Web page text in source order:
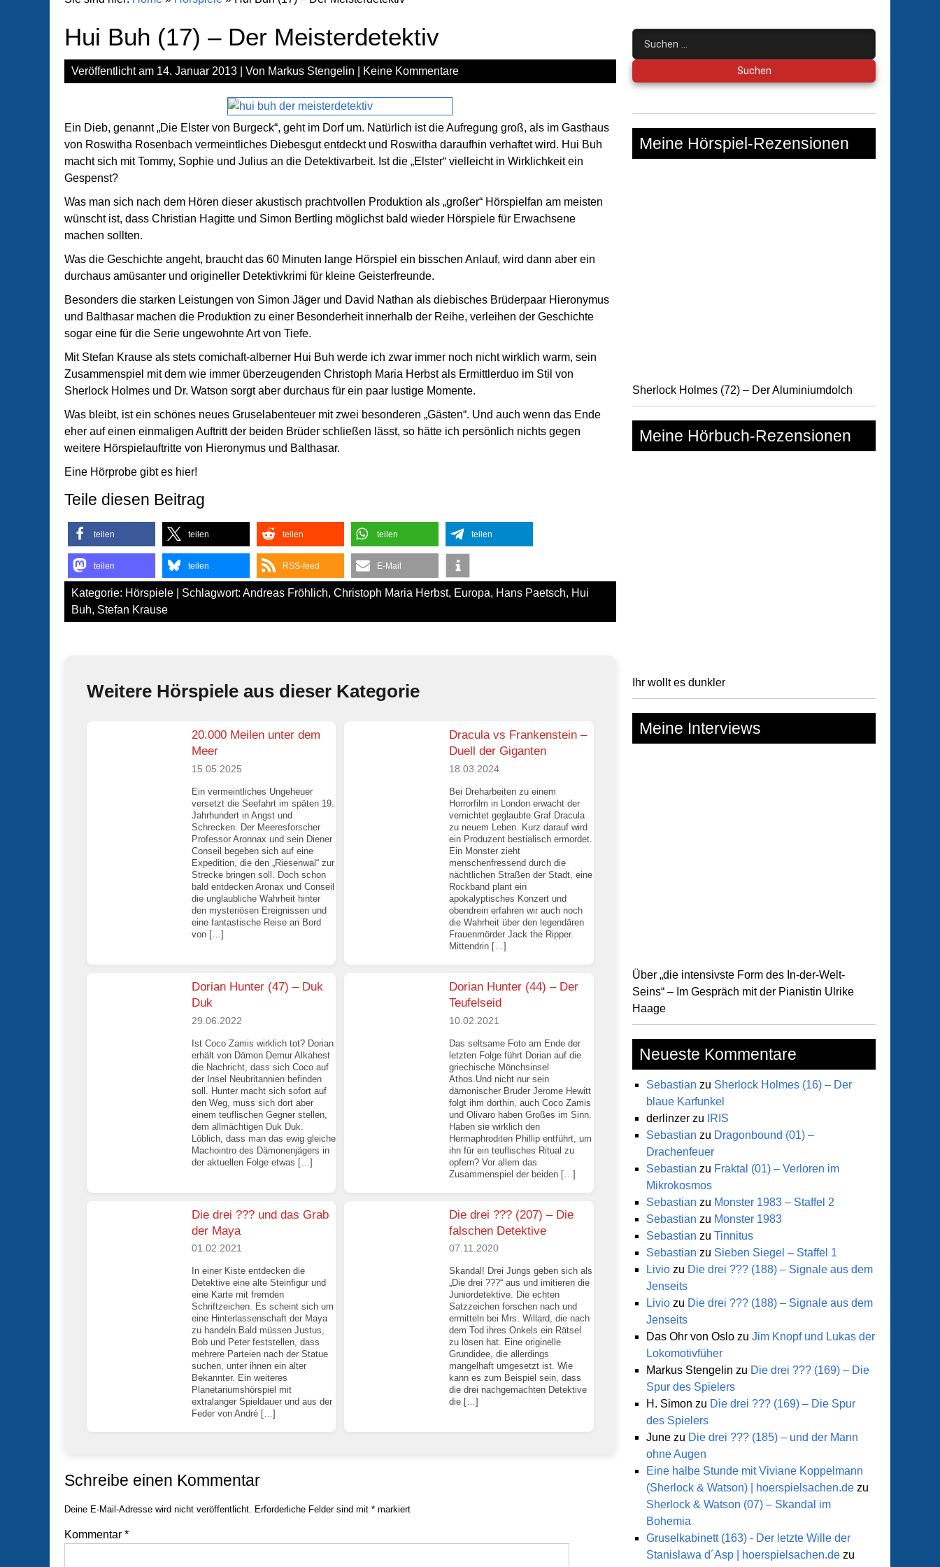
Hui Buh (17) – Der Meisterdetektiv
Veröffentlicht am 14. Januar 2013 | Von Markus Stengelin Keine Kommentare
Ein Dieb, genannt „Die Elster von Burgeck“, geht im Dorf um. Natürlich ist die Aufregung groß, als im Gasthaus
von Roswitha Rosenbach vermeintliches Diebesgut entdeckt und Roswitha daraufhin verhaftet wird. Hui Buh
macht sich mit Tommy, Sophie und Julius an die Detektivarbeit. Ist die „Elster“ vielleicht in Wirklichkeit ein
Gespenst?
Was man sich nach dem Hören dieser akustisch prachtvollen Produktion als „großer“ Hörspielfan am meisten
wünscht ist, dass Christian Hagitte und Simon Bertling möglichst bald wieder Hörspiele für Erwachsene
machen sollten.
Was die Geschichte angeht, braucht das 60 Minuten lange Hörspiel ein bisschen Anlauf, wird dann aber ein
durchaus amüsanter und origineller Detektivkrimi für kleine Geisterfreunde.
Besonders die starken Leistungen von Simon Jäger und David Nathan als diebisches Brüderpaar Hieronymus
und Balthasar machen die Produktion zu einer Besonderheit innerhalb der Reihe, verleihen der Geschichte
sogar eine für die Serie ungewohnte Art von Tiefe.
Mit Stefan Krause als stets comichaft-alberner Hui Buh werde ich zwar immer noch nicht wirklich warm, sein
Zusammenspiel mit dem wie immer überzeugenden Christoph Maria Herbst als Ermittlerduo im Stil von
Sherlock Holmes und Dr. Watson sorgt aber durchaus für ein paar lustige Momente.
Was bleibt, ist ein schönes neues Gruselabenteuer mit zwei besonderen „Gästen“. Und auch wenn das Ende
eher auf einen einmaligen Auftritt der beiden Brüder schließen lässt, so hätte ich persönlich nichts gegen
weitere Hörspielauftritte von Hieronymus und Balthasar.
Eine Hörprobe gibt es hier!
Teile diesen Beitrag
teilen teilen teilen teilen teilen
teilen teilen RSS-feed E-Mail
Kategorie: Hörspiele | Schlagwort: Andreas Fröhlich, Christoph Maria Herbst, Europa, Hans Paetsch, Hui
Buh, Stefan Krause
Weitere Hörspiele aus dieser Kategorie
20.000 Meilen unter dem
Meer
15.05.2025
Ein vermeintliches Ungeheuer
versetzt die Seefahrt im späten 19.
Jahrhundert in Angst und
Schrecken. Der Meeresforscher
Professor Aronnax und sein Diener
Conseil begeben sich auf eine
Expedition, die den „Riesenwal“ zur
Strecke bringen soll. Doch schon
bald entdecken Aronax und Conseil
die unglaubliche Wahrheit hinter
den mysteriösen Ereignissen und
eine fantastische Reise an Bord
von […]
Dracula vs Frankenstein –
Duell der Giganten
18.03.2024
Bei Dreharbeiten zu einem
Horrorfilm in London erwacht der
vernichtet geglaubte Graf Dracula
zu neuem Leben. Kurz darauf wird
ein Produzent bestialisch ermordet.
Ein Monster zieht
menschenfressend durch die
nächtlichen Straßen der Stadt, eine
Rockband plant ein
apokalyptisches Konzert und
obendrein erfahren wir auch noch
die Wahrheit über den legendären
Frauenmörder Jack the Ripper.
Mittendrin […]
Dorian Hunter (47) – Duk
Duk
29.06.2022
Ist Coco Zamis wirklich tot? Dorian
erhält von Dämon Demur Alkahest
die Nachricht, dass sich Coco auf
der Insel Neubritannien befinden
soll. Hunter macht sich sofort auf
den Weg, muss sich dort aber
einem teuflischen Gegner stellen,
dem allmächtigen Duk Duk.
Löblich, dass man das ewig gleiche
Machointro des Dämonenjägers in
der aktuellen Folge etwas […]
Dorian Hunter (44) – Der
Teufelseid
10.02.2021
Das seltsame Foto am Ende der
letzten Folge führt Dorian auf die
griechische Mönchsinsel
Athos.Und nicht nur sein
dämonischer Bruder Jerome Hewitt
folgt ihm dorthin, auch Coco Zamis
und Olivaro haben Großes im Sinn.
Haben sie wirklich den
Hermaphroditen Phillip entführt, um
ihn für ein teuflisches Ritual zu
opfern? Vor allem das
Zusammenspiel der beiden […]
Die drei ??? und das Grab
der Maya
01.02.2021
In einer Kiste entdecken die
Detektive eine alte Steinfigur und
eine Karte mit fremden
Schriftzeichen. Es scheint sich um
eine Hinterlassenschaft der Maya
zu handeln.Bald müssen Justus,
Bob und Peter feststellen, dass
mehrere Parteien nach der Statue
suchen, unter ihnen ein alter
Bekannter. Ein weiteres
Planetariumshörspiel mit
extralanger Spieldauer und aus der
Feder von André […]
Die drei ??? (207) – Die
falschen Detektive
07.11.2020
Skandal! Drei Jungs geben sich als
„Die drei ???“ aus und imitieren die
Juniordetektive. Die echten
Satzzeichen forschen nach und
ermitteln bei Mrs. Willard, die nach
dem Tod ihres Onkels ein Rätsel
zu lösen hat. Eine originelle
Grundidee, die allerdings
mangelhaft umgesetzt ist. Wie
kann es zum Beispiel sein, dass
die drei nachgemachten Detektive
die […]
Schreibe einen Kommentar
Deine E-Mail-Adresse wird nicht veröffentlicht. Erforderliche Felder sind mit * markiert
Kommentar *
Suchen
nach:
Meine Hörspiel-Rezensionen
Sherlock Holmes (72) – Der Aluminiumdolch
Meine Hörbuch-Rezensionen
Ihr wollt es dunkler
Meine Interviews
Über „die intensivste Form des In-der-Welt-
Seins“ – Im Gespräch mit der Pianistin Ulrike
Haage
Neueste Kommentare
Sebastian zu Sherlock Holmes (16) – Der
blaue Karfunkel
derlinzer zu
IRIS
Sebastian zu Dragonbound (01) –
Drachenfeuer
Sebastian zu Fraktal (01) – Verloren im
Mikrokosmos
Sebastian zu Monster 1983 – Staffel 2
Sebastian zu Monster 1983
Sebastian zu Tinnitus
Sebastian zu Sieben Siegel – Staffel 1
Livio zu Die drei ??? (188) – Signale aus dem
Jenseits
Livio zu Die drei ??? (188) – Signale aus dem
Jenseits
Das Ohr von Oslo zu Jim Knopf und Lukas der
Lokomotivfüher
Markus Stengelin zu Die drei ??? (169) – Die
Spur des Spielers
H. Simon zu Die drei ??? (169) – Die Spur
des Spielers
June zu Die drei ??? (185) – und der Mann
ohne Augen
Eine halbe Stunde mit Viviane Koppelmann
(Sherlock & Watson) | hoerspielsachen.de zu
Sherlock & Watson (07) – Skandal im
Bohemia
Gruselkabinett (163) - Der letzte Wille der
Stanislawa d´Asp | hoerspielsachen.de zu